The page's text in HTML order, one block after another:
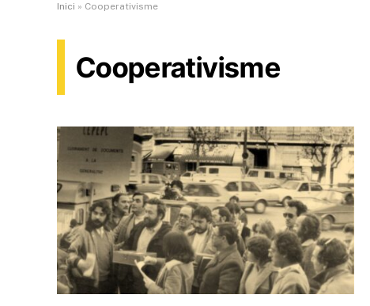
Inici » Cooperativisme
Cooperativisme